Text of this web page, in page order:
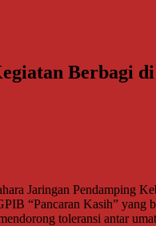
Berbagi
Jaringan
“Pancaran Kasih”
toleransi antar